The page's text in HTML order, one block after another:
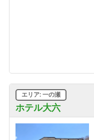
ホテル大六
エリア: 一の瀬